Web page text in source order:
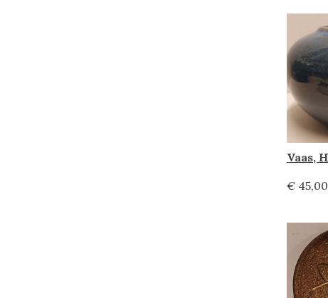
€ 45,00